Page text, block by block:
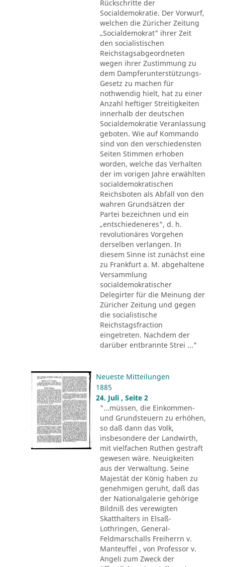
Rückschritte der
Socialdemokratie. Der Vorwurf,
welchen die Züricher Zeitung
„Socialdemokrat" ihrer Zeit
den socialistischen
Reichstagsabgeordneten
wegen ihrer Zustimmung zu
dem Dampferunterstützungs-
Gesetz zu machen für
nothwendig hielt, hat zu einer
Anzahl heftiger Streitigkeiten
innerhalb der deutschen
Socialdemokratie Veranlassung
geboten. Wie auf Kommando
sind von den verschiedensten
Seiten Stimmen erhoben
worden, welche das Verhalten
der im vorigen Jahre erwählten
socialdemokratischen
Reichsboten als Abfall von den
wahren Grundsätzen der
Partei bezeichnen und ein
„entschiedeneres", d. h.
revolutionäres Vorgehen
derselben verlangen. In
diesem Sinne ist zunächst eine
zu Frankfurt a. M. abgehaltene
Versammlung
socialdemokratischer
Delegirter für die Meinung der
Züricher Zeitung und gegen
die socialistische
Reichstagsfraction
eingetreten. Nachdem der
darüber entbrannte Strei ..."
Neueste Mitteilungen
1885
24. Juli , Seite 2
"...müssen, die Einkommen-
und Grundsteuern zu erhöhen,
so daß dann das Volk,
insbesondere der Landwirth,
mit vielfachen Ruthen gestraft
gewesen wäre. Neuigkeiten
aus der Verwaltung. Seine
Majestät der König haben zu
genehmigen geruht, daß das
der Nationalgalerie gehörige
Bildniß des verewigten
Skatthalters in Elsaß-
Lothringen, General-
Feldmarschalls Freiherrn v.
Manteuffel , von Professor v.
Angeli zum Zweck der